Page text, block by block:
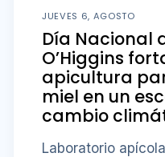
JUEVES 6, AGOSTO
Día Nacional
O’Higgins
apicultura
miel en un
cambio
Laboratorio